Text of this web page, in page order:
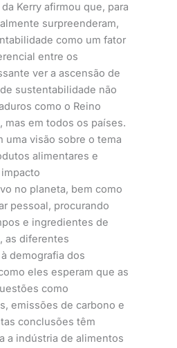
Kerry afirmou que, para
surpreenderam,
como um fator
entre os
ver a ascensão de
sustentabilidade não
como o Reino
mas em todos os países.
uma visão sobre o tema
alimentares e
no planeta, bem como
pessoal, procurando
e ingredientes de
as diferentes
demografia dos
eles esperam que as
como
emissões de carbono e
conclusões têm
a indústria de alimentos